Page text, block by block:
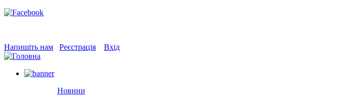
Напишіть нам Реєстрація Вхід
Новини